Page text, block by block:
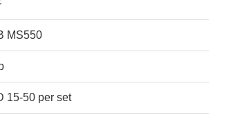
MS550
15-50 per set